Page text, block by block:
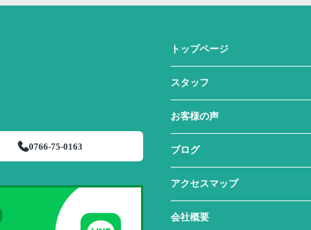
0766-75-0163
トップページ
スタッフ
お客様の声
ブログ
アクセスマップ
会社概要